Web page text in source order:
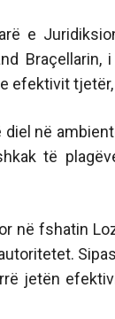
e
efektivit
në
të
në fshatin
jetën